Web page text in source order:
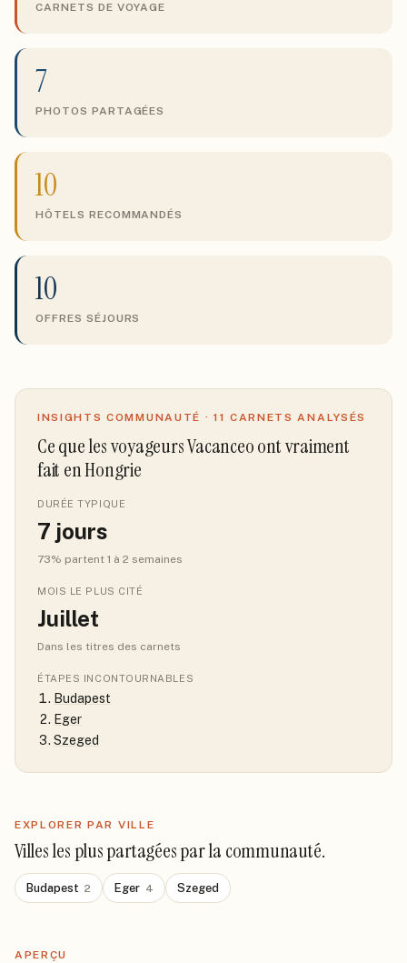
CARNETS DE VOYAGE
7
PHOTOS PARTAGÉES
10
HÔTELS RECOMMANDÉS
10
OFFRES SÉJOURS
INSIGHTS COMMUNAUTÉ · 11 CARNETS ANALYSÉS
Ce que les voyageurs Vacanceo ont vraiment
fait en Hongrie
DURÉE TYPIQUE
7 jours
73% partent 1 à 2 semaines
MOIS LE PLUS CITÉ
Juillet
Dans les titres des carnets
ÉTAPES INCONTOURNABLES
Budapest
Eger
Szeged
EXPLORER PAR VILLE
Villes les plus partagées par la communauté.
Budapest 2 Eger 4 Szeged
APERÇU